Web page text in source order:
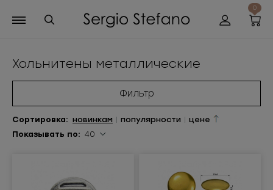
0
Хольнитены металлические
Фильтр
Сортировка: новинкам | популярности | цене
Показывать по: 40